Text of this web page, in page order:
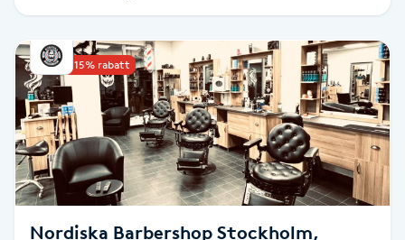
Torrborstning
Triggerpunktsmassage
Trådning
Träning
Upp till 15% rabatt
Nordiska Barbershop Stockholm,